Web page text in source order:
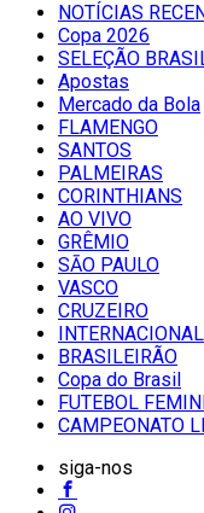
NOTÍCIAS
Copa 2026
SELEÇÃO
Apostas
Mercado da Bola
FLAMENGO
SANTOS
PALMEIRAS
CORINTHIANS
AO VIVO
GRÊMIO
SĀO PAULO
VASCO
CRUZEIRO
INTERNACIONAL
BRASILEIRÃO
Copa do Brasil
FUTEBOL
CAMPEONATO
siga-nos